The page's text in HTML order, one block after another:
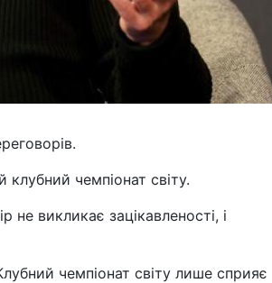
чемпіонат світу.
викликає зацікавленості, і
чемпіонат світу лише сприяє